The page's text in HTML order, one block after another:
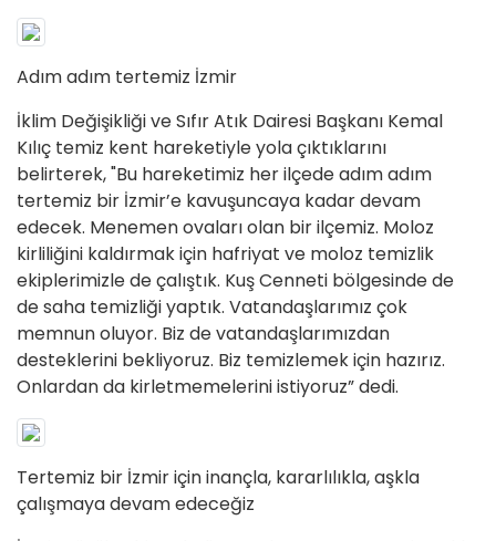
Adım adım tertemiz İzmir
İklim Değişikliği ve Sıfır Atık Dairesi Başkanı Kemal
Kılıç temiz kent hareketiyle yola çıktıklarını
belirterek, "Bu hareketimiz her ilçede adım adım
tertemiz bir İzmir’e kavuşuncaya kadar devam
edecek. Menemen ovaları olan bir ilçemiz. Moloz
kirliliğini kaldırmak için hafriyat ve moloz temizlik
ekiplerimizle de çalıştık. Kuş Cenneti bölgesinde de
de saha temizliği yaptık. Vatandaşlarımız çok
memnun oluyor. Biz de vatandaşlarımızdan
desteklerini bekliyoruz. Biz temizlemek için hazırız.
Onlardan da kirletmemelerini istiyoruz” dedi.
Tertemiz bir İzmir için inançla, kararlılıkla, aşkla
çalışmaya devam edeceğiz